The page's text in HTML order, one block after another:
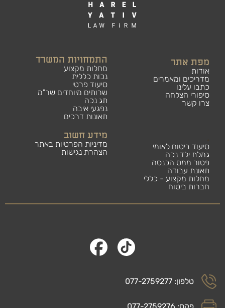
מפת אתר
אודות
מדריכים ומאמרים
כתבו עלינו
סיפורי הצלחה
צרו קשר
התמחויות המשרד
מחלות מקצוע
נכות כללית
סיעוד פרטי
שרותים מיוחדים שר"מ
תג נכה
נפגעי איבה
תאונות דרכים
סיעוד ביטוח לאומי
גמלת ילד נכה
פטור ממס הכנסה
תאונת עבודה
מחלות מקצוע - כללי
חברות ביטוח
מידע חשוב
מדיניות הפרטיות באתר
הצהרת נגישות
טלפון: 077-2759277
פקס: 077-2759276